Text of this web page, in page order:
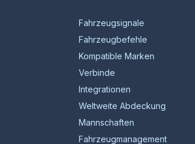
Fahrzeugsignale
Fahrzeugbefehle
Kompatible Marken
Verbinde
Integrationen
Weltweite Abdeckung
Mannschaften
Fahrzeugmanagement